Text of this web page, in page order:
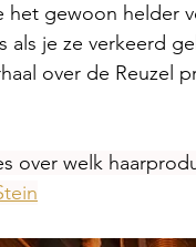
het gewoon helder
als je ze verkeerd
over de Reuzel
over welk